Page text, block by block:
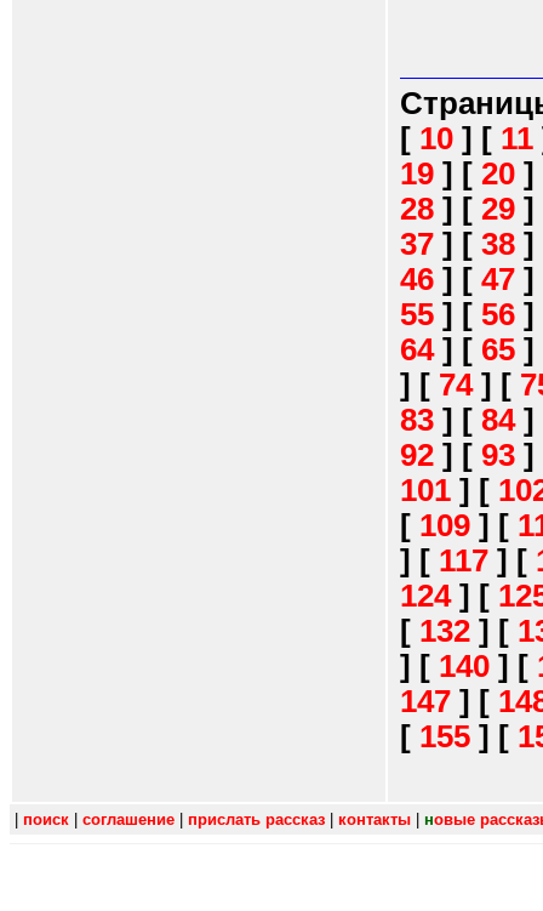
[ 10 ] [ 11
19 ] [ 20 ]
28 ] [ 29 ]
37 ] [ 38 ]
46 ] [ 47 ]
55 ] [ 56 ]
64] [ 65 ]
] [ 74] [
83 ] [ 84]
92 ] [ 93 ]
101 ] [
[ 109 ] [
] [ 117 ] [
124] [
[ 132 ] [
] [ 140 ] [
147 ] [
[ 155 ] [
поиск соглашение прислать рассказ контакты новые